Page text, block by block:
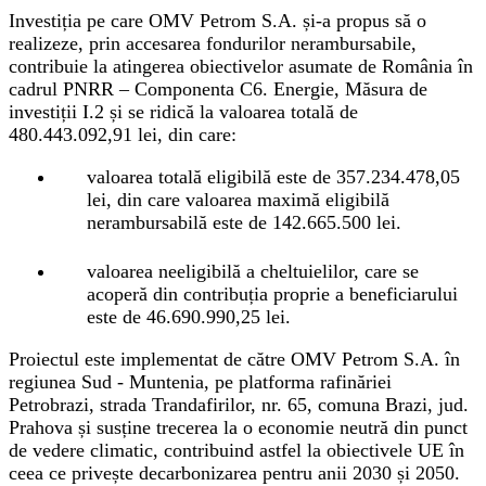
Investiția pe care OMV Petrom S.A. și-a propus să o
realizeze, prin accesarea fondurilor nerambursabile,
contribuie la atingerea obiectivelor asumate de România în
cadrul PNRR – Componenta C6. Energie, Măsura de
investiții I.2 și se ridică la valoarea totală de
480.443.092,91 lei, din care:
valoarea totală eligibilă este de 357.234.478,05
lei, din care valoarea maximă eligibilă
nerambursabilă este de 142.665.500 lei.
valoarea neeligibilă a cheltuielilor, care se
acoperă din contribuția proprie a beneficiarului
este de 46.690.990,25 lei.
Proiectul este implementat de către OMV Petrom S.A. în
regiunea Sud - Muntenia, pe platforma rafinăriei
Petrobrazi, strada Trandafirilor, nr. 65, comuna Brazi, jud.
Prahova și susține trecerea la o economie neutră din punct
de vedere climatic, contribuind astfel la obiectivele UE în
ceea ce privește decarbonizarea pentru anii 2030 și 2050.